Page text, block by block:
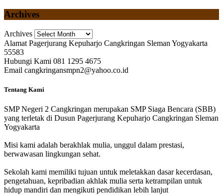
Archives
Archives
Alamat Pagerjurang Kepuharjo Cangkringan Sleman Yogyakarta
55583
Hubungi Kami 081 1295 4675
Email cangkringansmpn2@yahoo.co.id
Tentang Kami
SMP Negeri 2 Cangkringan merupakan SMP Siaga Bencara (SBB)
yang terletak di Dusun Pagerjurang Kepuharjo Cangkringan Sleman
Yogyakarta
Misi kami adalah berakhlak mulia, unggul dalam prestasi,
berwawasan lingkungan sehat.
Sekolah kami memiliki tujuan untuk meletakkan dasar kecerdasan,
pengetahuan, kepribadian akhlak mulia serta ketrampilan untuk
hidup mandiri dan mengikuti pendidikan lebih lanjut